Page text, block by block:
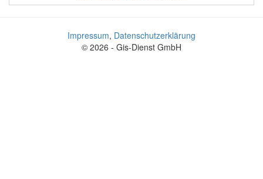
Impressum, Datenschutzerklärung
© 2026 - Gis-Dienst GmbH